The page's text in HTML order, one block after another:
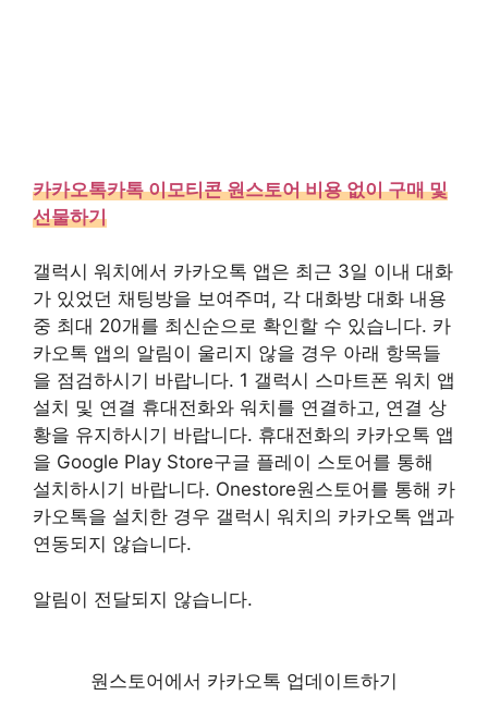
카카오톡카톡 이모티콘 원스토어 비용 없이 구매 및
선물하기
갤럭시 워치에서 카카오톡 앱은 최근 3일 이내 대화
가 있었던 채팅방을 보여주며, 각 대화방 대화 내용
중 최대 20개를 최신순으로 확인할 수 있습니다. 카
카오톡 앱의 알림이 울리지 않을 경우 아래 항목들
을 점검하시기 바랍니다. 1 갤럭시 스마트폰 워치 앱
설치 및 연결 휴대전화와 워치를 연결하고, 연결 상
황을 유지하시기 바랍니다. 휴대전화의 카카오톡 앱
을 Google Play Store구글 플레이 스토어를 통해
설치하시기 바랍니다. Onestore원스토어를 통해 카
카오톡을 설치한 경우 갤럭시 워치의 카카오톡 앱과
연동되지 않습니다.
알림이 전달되지 않습니다.
원스토어에서 카카오톡 업데이트하기